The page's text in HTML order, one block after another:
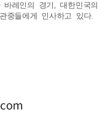
레인의 경기, 대한민국의
중들에게 인사하고 있다.